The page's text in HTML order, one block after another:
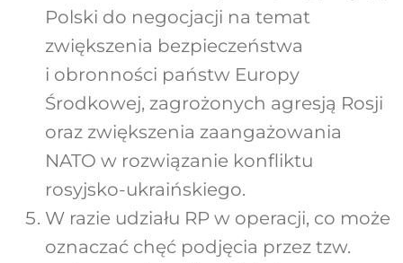
Polski do negocjacji na temat
zwiększenia bezpieczeństwa
i obronności państw Europy
Środkowej, zagrożonych agresją Rosji
oraz zwiększenia zaangażowania
NATO w rozwiązanie konfliktu
rosyjsko-ukraińskiego.
W razie udziału RP w operacji, co może
oznaczać chęć podjęcia przez tzw.